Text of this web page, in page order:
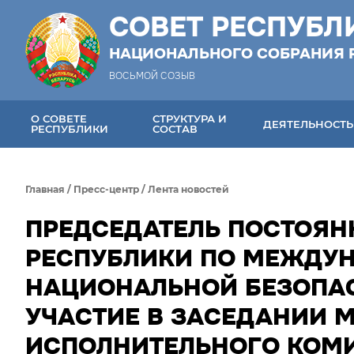
СОВЕТ
НАЦИОНАЛЬНОГО СОБРАНИЯ
ВОСЬМОЙ СОЗЫВ
О СОВЕТЕ
РЕСПУБЛИКИ
СТРУКТУРА И
СОСТАВ
ДЕЯТЕЛЬНОСТЬ
Главная / Пресс-центр / Лента новостей
ПРЕДСЕДАТЕЛЬ
РЕСПУБЛИКИ ПО
НАЦИОНАЛЬНОЙ
УЧАСТИЕ В ЗАСЕДАНИИ
ИСПОЛНИТЕЛЬНОГО